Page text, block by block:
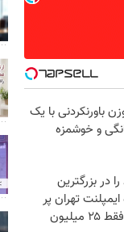
باورنکردنی با یک
و خوشمزه
در بزرگترین
تهران پر